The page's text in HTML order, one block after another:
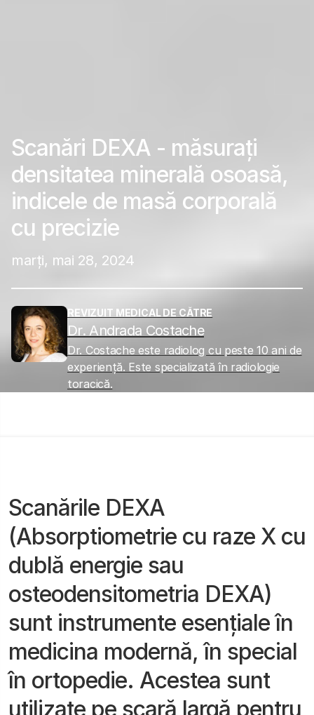
Scanări DEXA - măsurați
densitatea minerală osoasă,
indicele de masă corporală
cu precizie
marți, mai 28, 2024
REVIZUIT MEDICAL DE CĂTRE
Dr. Andrada Costache
Dr. Costache este radiolog cu peste 10 ani de
experiență. Este specializată în radiologie
toracică.
Scanările DEXA
(Absorptiometrie cu raze X cu
dublă energie sau
osteodensitometria DEXA)
sunt instrumente esențiale în
medicina modernă, în special
în ortopedie. Acestea sunt
utilizate pe scară largă pentru